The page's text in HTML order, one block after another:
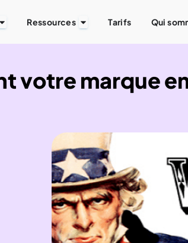
Ressources Tarifs Qui
votre marque